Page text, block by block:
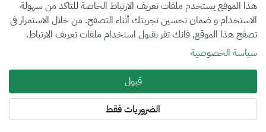
التصنيف
الكل
فرع التقييم
هذا الموقع يستخدم ملفات تعريف الارتباط الخاصة للتاكد من سهولة
الاستخدام و ضمان تحسين تجربتك أثناء التصفح. من خلال الاستمرار في
تصفح هذا الموقع, فانك تقر بقبول استخدام ملفات تعريف الارتباط.
سياسة الخصوصية
قبول
الضروريات فقط